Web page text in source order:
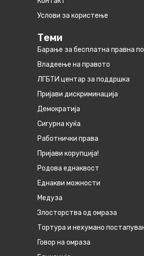
Услови за користење
Теми
Барање за бесплатна правна
Владеење на правото
ЛГБТИ центар за поддршка
Пријави дискриминација
Демократија
Сигурна куќа
Работнички права
Пријави корупција!
Родова еднаквост
Eднакви можности
Медуза
Злосторства од омраза
Тортура и нехумано
Говор на омраза